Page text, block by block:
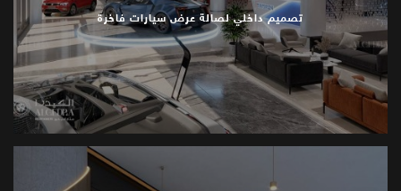
نتبع نهجاً استباقياً في دمج اتجاهات التصميم الناشئة
والتقدم التكنولوجي، مما يضمن أن تكون صالة عرض
السيارات الخاصة بنا معاصرة وجاهزة للتغيرات المستقبلية.
نجسد الفخامة والابتكار في عالم صناعة معارض السيارات
بشغف واضح، لذا لا تتردد بالتواصل معنا للحصول على
المزيد من المعلومات أو لتحديد موعد استشارة مع فريقنا
تصميم داخلي لصالة عرض سيارات فاخرة